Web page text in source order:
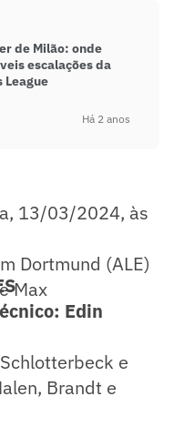
de Milão: onde
escalações da
League
Há 2 anos
13/03/2024, às
Dortmund (ALE)
Max
Edin
e
Brandt e